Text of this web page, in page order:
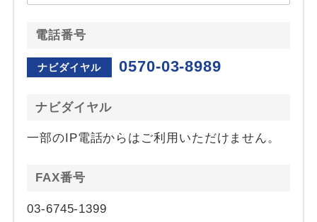
電話番号
ナビダイヤル 0570-03-8989
ナビダイヤル
一部のIP電話からはご利用いただけません。
FAX番号
03-6745-1399